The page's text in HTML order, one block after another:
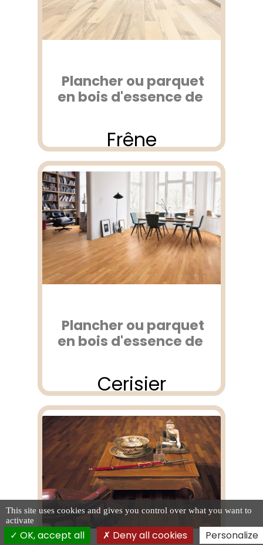
Plancher ou parquet
en bois d'essence de
Frêne
Plancher ou parquet
en bois d'essence de
Cerisier
This site uses cookies and gives you control over what you want to
activate
OK, accept all Deny all cookies Personalize